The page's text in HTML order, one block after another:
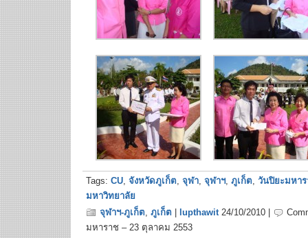
Tags: CU, จังหวัดภูเก็ต, จุฬา, จุฬาฯ, ภูเก็ต, วันปิยะมหา
มหาวิทยาลัย
จุฬาฯ-ภูเก็ต, ภูเก็ต lupthawit24/10/2010 |
มหาราช – 23 ตุลาคม 2553